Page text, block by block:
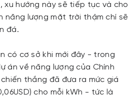
xu hướng này sẽ tiếp tục và cho
năng lượng mặt trời thậm chí sẽ
đá.
có cơ sở khi mới đây - trong
án về năng lượng của Chính
thắng đã đưa ra mức giá
cho mỗi kWh - tức là